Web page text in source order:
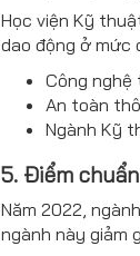
Học viện Kỹ
dao động ở mức
Công nghệ
An toàn
Ngành Kỹ
5. Điểm
Năm 2022,
ngành này giảm